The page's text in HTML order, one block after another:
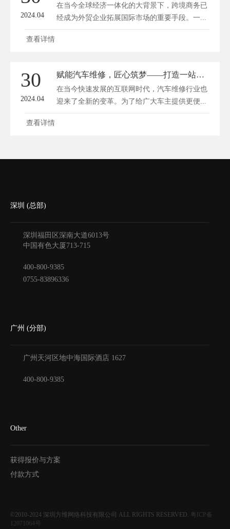
2024.04
在当今全球经济一体化的大背景下，跨境商务已
经成为外贸企业拓展国际市场的重要手段。一...
查看详情
30
2024.04
赋能汽车维修，匠心筑梦——打造一站式平台网站新体验
在当今快速发展的互联网时代，汽车维修行业也
迎来了全新的变革。为了给广大车主提供更便...
查看详情
深圳 (总部)
深圳福田区深南大道6013号
中国有色大厦713-715
400-800-9385
0755-83896336
广州 (分部)
广州天河区地中海国际酒店 1627
400-800-9385
Other
获得报价与方案
付款方式
©2010-2024 深圳方维网络科技有限公司 ALL RIGHTS RESERVED.
粤ICP备
12071064号